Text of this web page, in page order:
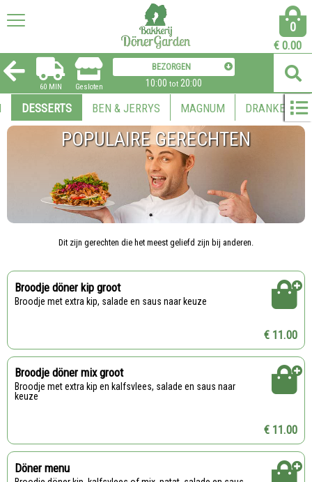
0
€ 0.00
60 MIN Gesloten
BEZORGEN
10:00 tot 20:00
DESSERTS BEN & JERRYS MAGNUM DRANKEN
POPULAIRE GERECHTEN
Dit zijn gerechten die het meest geliefd zijn bij anderen.
Broodje döner kip groot
Broodje met extra kip, salade en saus naar keuze
€ 11.00
Broodje döner mix groot
Broodje met extra kip en kalfsvlees, salade en saus naar
keuze
€ 11.00
Döner menu